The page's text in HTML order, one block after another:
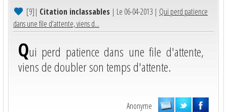
[9]| Citation inclassables | Le 06-04-2013 | Qui perd patience
dans une file d'attente, viens d...
Qui perd patience dans une file d'attente,
viens de doubler son temps d'attente.
Anonyme